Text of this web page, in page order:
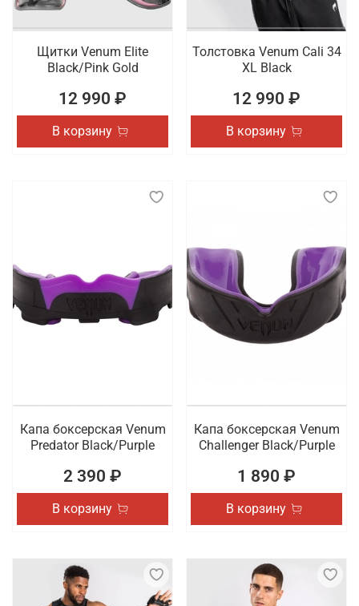
Щитки Venum Elite
Black/Pink Gold
12 990 ₽
В корзину
Толстовка Venum Cali 34
XL Black
12 990 ₽
В корзину
Капа боксерская Venum
Predator Black/Purple
2 390 ₽
В корзину
Капа боксерская Venum
Challenger Black/Purple
1 890 ₽
В корзину